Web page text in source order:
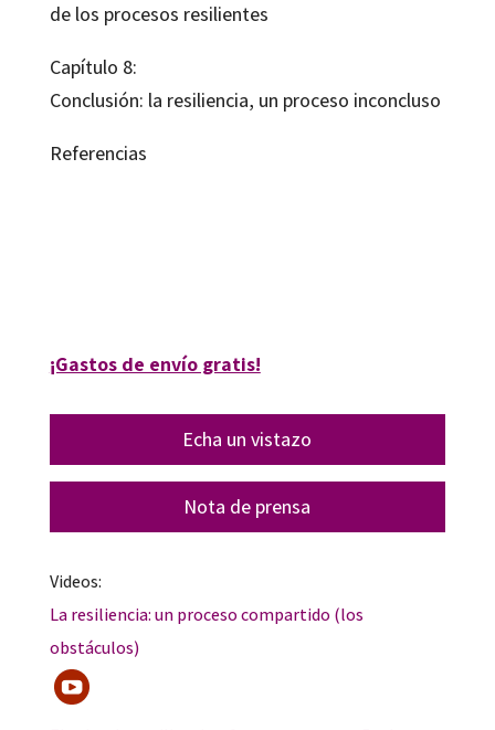
de los procesos resilientes
Capítulo 8:
Conclusión: la resiliencia, un proceso inconcluso
Referencias
¡Gastos de envío gratis!
Echa un vistazo
Nota de prensa
Videos:
La resiliencia: un proceso compartido (los
obstáculos)